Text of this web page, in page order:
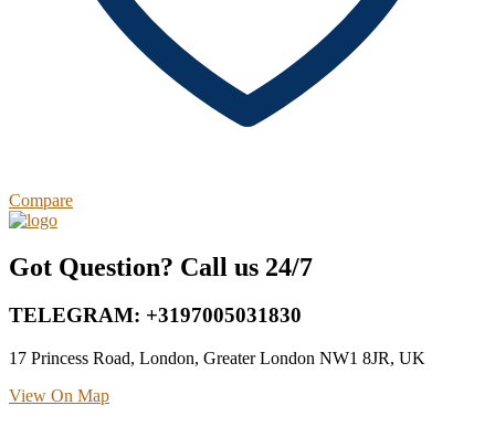
Compare
Got Question? Call us 24/7
TELEGRAM: +3197005031830
17 Princess Road, London, Greater London NW1 8JR, UK
View On Map